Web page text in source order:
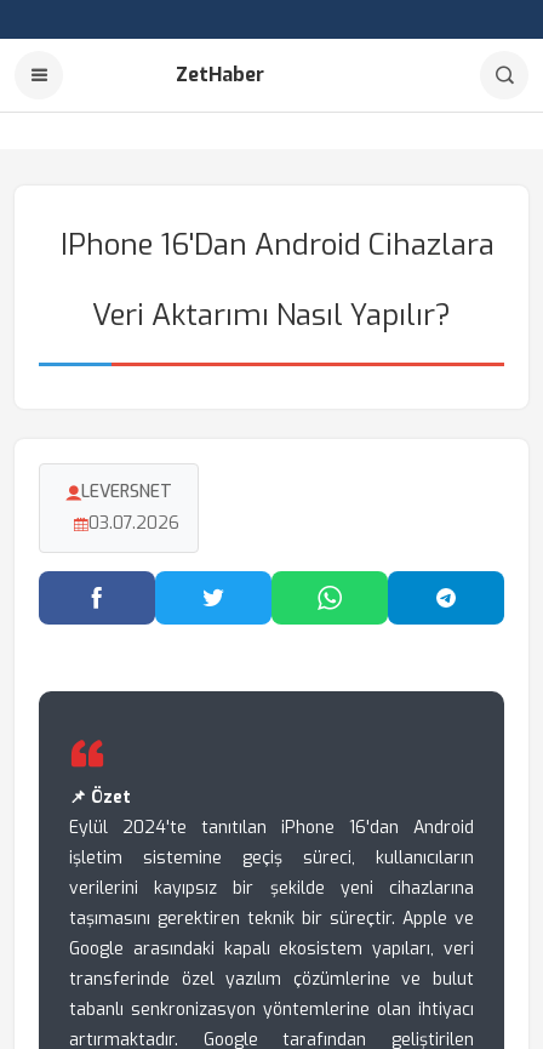
ZetHaber
IPhone 16'dan Android Cihazlara
Veri Aktarımı Nasıl Yapılır?
LEVERSNET
03.07.2026
Facebook'ta PaylaşTwitter'da PaylaşWhatsApp'ta Paylaş
📌 Özet
Eylül 2024'te tanıtılan iPhone 16'dan Android
işletim sistemine geçiş süreci, kullanıcıların
verilerini kayıpsız bir şekilde yeni cihazlarına
taşımasını gerektiren teknik bir süreçtir. Apple ve
Google arasındaki kapalı ekosistem yapıları, veri
transferinde özel yazılım çözümlerine ve bulut
tabanlı senkronizasyon yöntemlerine olan ihtiyacı
artırmaktadır. Google tarafından geliştirilen